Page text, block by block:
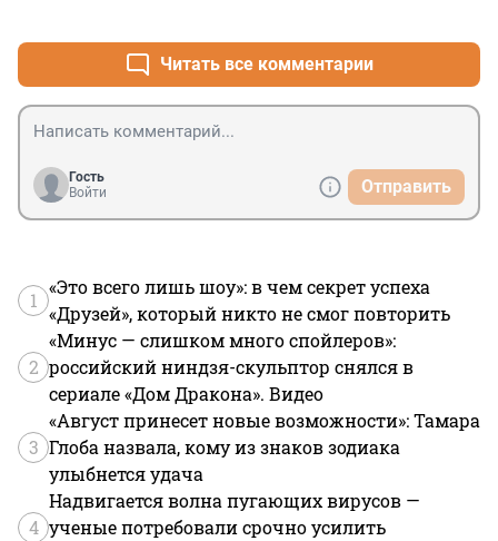
Читать все комментарии
Гость
Войти
Отправить
1
«Это всего лишь шоу»: в чем секрет успеха
«Друзей», который никто не смог повторить
2
«Минус — слишком много спойлеров»:
российский ниндзя-скульптор снялся в
сериале «Дом Дракона». Видео
3
«Август принесет новые возможности»: Тамара
Глоба назвала, кому из знаков зодиака
улыбнется удача
4
Надвигается волна пугающих вирусов —
ученые потребовали срочно усилить